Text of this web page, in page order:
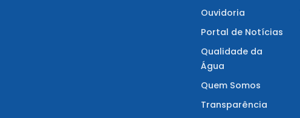
Ouvidoria
Portal de Notícias
Qualidade da
Água
Quem Somos
Transparência